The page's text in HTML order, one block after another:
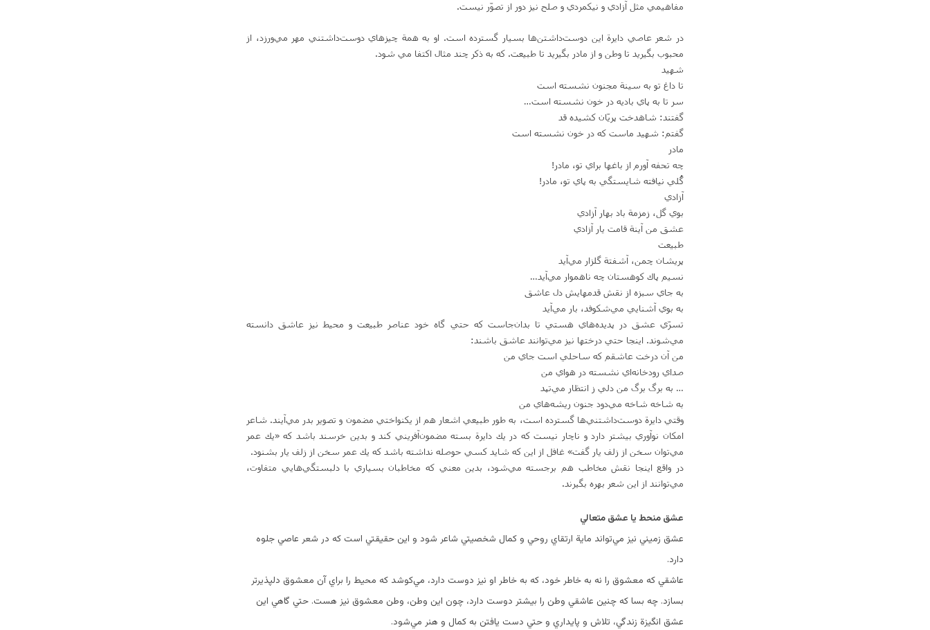
مفاهيمي مثل آزادي و نيكمردي و صلح نيز دور از تصوّر نيست‌.
در شعر عاصي دايرة اين دوست‌داشتن‌ها بسيار گسترده است‌. او به همة چيزهاي دوست‌داشتني مهر مي‌ورزد، از
محبوب بگيريد تا وطن و از مادر بگيريد تا طبيعت‌. كه به ذكر چند مثال اكتفا مي شود.
شهيد
تا داغ تو به سينة مجنون نشسته است‌
سر تا به پاي باديه در خون نشسته است‌…
گفتند: شاهدخت پريّان كشيده قد
گفتم‌: شهيد ماست كه در خون نشسته است‌
مادر
چه تحفه آورم از باغها براي تو، مادر!
گُلي نيافته شايستگي به پاي تو، مادر!
آزادي‌
بوي گل‌، زمزمة باد بهار آزادي‌
عشق من آينة قامت يار آزادي‌
طبيعت‌
پريشان چمن‌، آشفتة گلزار مي‌آيد
نسيم پاك كوهستان چه ناهموار مي‌آيد…
به جاي سبزه از نقش قدمهايش دل عاشق‌
به بوي آشنايي مي‌شكوفد، بار مي‌آيد
تسرّي عشق در پديده‌هاي هستي تا بدان‌جاست كه حتي گاه خود عناصر طبيعت و محيط نيز عاشق دانسته
مي‌شوند. اينجا حتي درختها نيز مي‌توانند عاشق باشند:
من آن درخت عاشقم كه ساحلي است جاي من‌
صداي رودخانه‌اي نشسته در هواي من‌
… به برگ برگ من دلي ز انتظار مي‌تپد
به شاخه شاخه مي‌دود جنون ريشه‌هاي من‌
وقتي دايرة دوست‌داشتني‌ها گسترده است‌، به طور طبيعي اشعار هم از يكنواختي مضمون و تصوير بدر مي‌آيند. شاعر
امكان نوآوري بيشتر دارد و ناچار نيست كه در يك دايرة بسته مضمون‌آفريني كند و بدين خرسند باشد كه «يك عمر
مي‌توان سخن از زلف يار گفت‌» غافل از اين كه شايد كسي حوصله نداشته باشد كه يك عمر سخن از زلف يار بشنود.
در واقع اينجا نقش مخاطب هم برجسته مي‌شود، بدين معني كه مخاطبان بسياري با دلبستگي‌هايي متفاوت‌،
مي‌توانند از اين شعر بهره بگيرند.
عشق منحط يا عشق متعالي‌
عشق زميني نيز مي‌تواند ماية ارتقاي روحي و كمال شخصيتي شاعر شود و اين حقيقتي است كه در شعر عاصي جلوه
دارد.
عاشقي كه معشوق را نه به خاطر خود، كه به خاطر او نيز دوست دارد، مي‌كوشد كه محيط را براي آن معشوق دلپذيرتر
بسازد. چه بسا كه چنين عاشقي وطن را بيشتر دوست دارد، چون اين وطن‌، وطن معشوق نيز هست‌. حتي گاهي اين
عشق انگيزة زندگي‌، تلاش و پايداري و حتي دست يافتن به كمال و هنر مي‌شود.